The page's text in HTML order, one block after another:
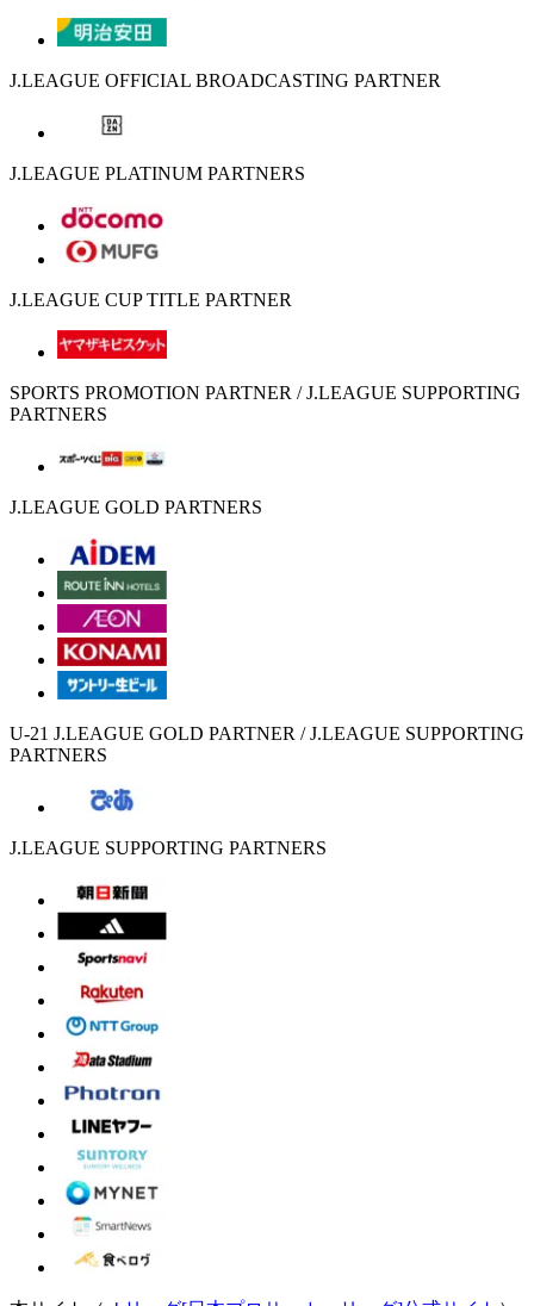
J.LEAGUE OFFICIAL BROADCASTING PARTNER
J.LEAGUE PLATINUM PARTNERS
J.LEAGUE CUP TITLE PARTNER
SPORTS PROMOTION PARTNER / J.LEAGUE SUPPORTING
PARTNERS
J.LEAGUE GOLD PARTNERS
U-21 J.LEAGUE GOLD PARTNER / J.LEAGUE SUPPORTING
PARTNERS
J.LEAGUE SUPPORTING PARTNERS